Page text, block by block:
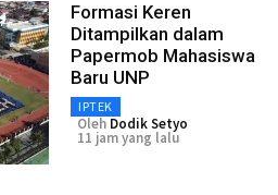
Formasi Keren
Ditampilkan dalam
Papermob Mahasiswa
Baru UNP
IPTEK
Oleh Dodik Setyo
11 jam yang lalu